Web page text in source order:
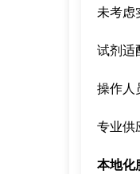
未考虑
试剂适
操作人
专业供
本地化